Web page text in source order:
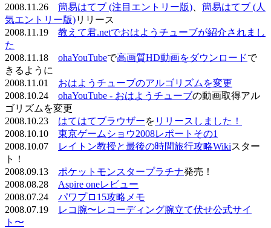
2008.11.26 簡易はてブ (注目エントリー版)
簡易はてブ (人
気エントリー版)リリース
2008.11.19 教えて君.netでおはようチューブが紹介されまし
た
2008.11.18 ohaYouTubeで高画質HD動画をダウンロードで
きるように
2008.11.01 おはようチューブのアルゴリズムを変更
2008.10.24 ohaYouTube - おはようチューブの動画取得アル
ゴリズムを変更
2008.10.23 はてはてブラウザーを リリースしました！
2008.10.10 東京ゲームショウ2008レポートその1
2008.10.07
レイトン教授と最後の時間旅行攻略Wikiスター
ト！
2008.09.13 ポケットモンスタープラチナ発売！
2008.08.28 Aspire oneレビュー
2008.07.24 パワプロ15攻略メモ
2008.07.19
レコ腕〜レコーディング腕立て伏せ公式サイ
ト〜